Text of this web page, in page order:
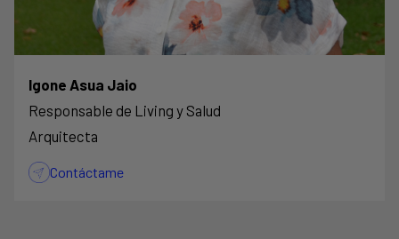
Igone Asua Jaio
Responsable de Living y Salud
Arquitecta
Contáctame